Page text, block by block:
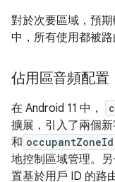
對於次要區域，預
中，所有使用都被路
佔用區音頻配置
在 Android 11 中，
擴展，引入了兩個
和 occupantZoneId
地控制區域管理。另
置基於用戶 ID 的路由